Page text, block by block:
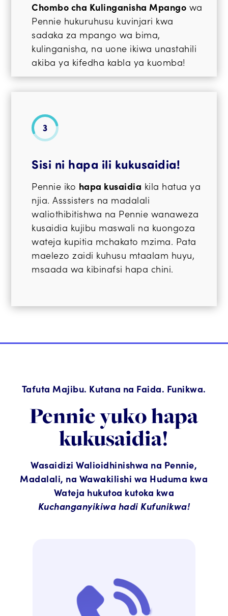
Chombo cha Kulinganisha Mpango wa
Pennie hukuruhusu kuvinjari kwa
sadaka za mpango wa bima,
kulinganisha, na uone ikiwa unastahili
akiba ya kifedha kabla ya kuomba!
Sisi ni hapa ili kukusaidia!
Pennie iko hapa kusaidia kila hatua ya
njia. Asssisters na madalali
waliothibitishwa na Pennie wanaweza
kusaidia kujibu maswali na kuongoza
wateja kupitia mchakato mzima. Pata
maelezo zaidi kuhusu mtaalam huyu,
msaada wa kibinafsi hapa chini.
Tafuta Majibu. Kutana na Faida. Funikwa.
Pennie yuko hapa
kukusaidia!
Wasaidizi Walioidhinishwa na Pennie,
Madalali, na Wawakilishi wa Huduma kwa
Wateja hukutoa kutoka kwa
Kuchanganyikiwa hadi Kufunikwa!